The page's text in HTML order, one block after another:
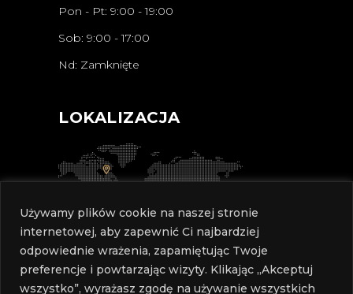
Używamy plików cookie na naszej stronie
internetowej, aby zapewnić Ci najbardziej
odpowiednie wrażenia, zapamiętując Twoje
preferencje i powtarzając wizyty. Klikając „Akceptuj
wszystko”, wyrażasz zgodę na używanie wszystkich
Pon - Pt: 9:00 - 19:00
Sob: 9:00 - 17:00
Nd: Zamknięte
LOKALIZACJA